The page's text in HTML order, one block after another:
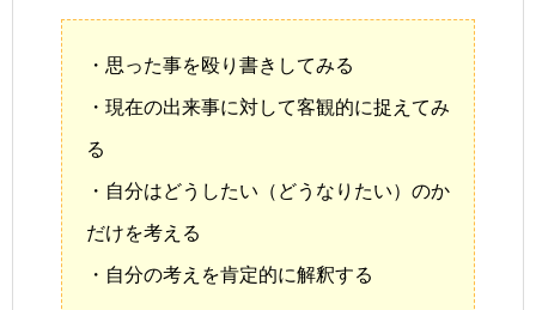
・思った事を殴り書きしてみる
・現在の出来事に対して客観的に捉えてみ
る
・自分はどうしたい（どうなりたい）のか
だけを考える
・自分の考えを肯定的に解釈する